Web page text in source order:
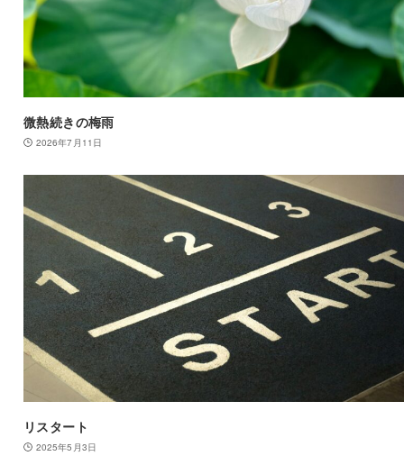
微熱続きの梅雨
2026年7月11日
リスタート
2025年5月3日